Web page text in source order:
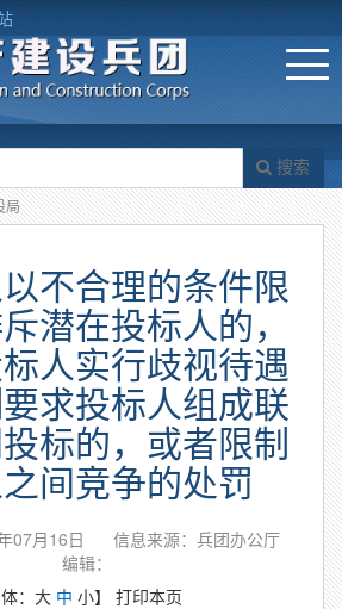
搜索
局
不合理的条件限
潜在投标人的，
人实行歧视待遇
求投标人组成联
标的，或者限制
间竞争的处罚
07月16日
信息来源：兵团办公厅
编辑：
： 大 中 小】 打印本页